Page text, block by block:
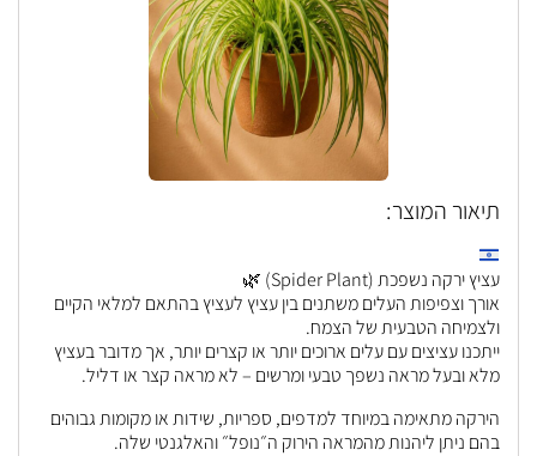
תיאור המוצר:
עציץ ירקה נשפכת (Spider Plant) 🌿
אורך וצפיפות העלים משתנים בין עציץ לעציץ בהתאם למלאי הקיים
ולצמיחה הטבעית של הצמח.
ייתכנו עציצים עם עלים ארוכים יותר או קצרים יותר, אך מדובר בעציץ
מלא ובעל מראה נשפך טבעי ומרשים – לא מראה קצר או דליל.
הירקה מתאימה במיוחד למדפים, ספריות, שידות או מקומות גבוהים
בהם ניתן ליהנות מהמראה הירוק ה״נופל״ והאלגנטי שלה.